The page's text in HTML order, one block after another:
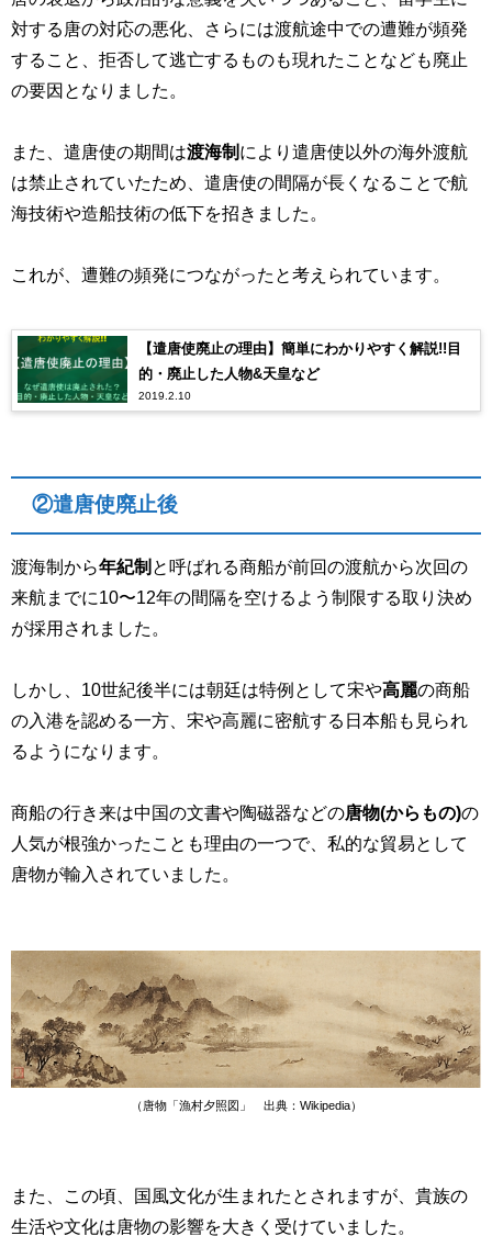
対する唐の対応の悪化、さらには渡航途中での遭難が頻発
すること、拒否して逃亡するものも現れたことなども廃止
の要因となりました。
また、遣唐使の期間は渡海制 により遣唐使以外の海外渡航
は禁止されていたため、遣唐使の間隔が長くなることで航
海技術や造船技術の低下を招きました。
これが、遭難の頻発につながったと考えられています。
【遣唐使廃止の理由】簡単にわかりやすく解説!!目
的・廃止した人物&天皇など
2019.2.10
②遣唐使廃止後
渡海制から年紀制 と呼ばれる商船が前回の渡航から次回の
来航までに10〜12年の間隔を空けるよう制限する取り決め
が採用されました。
しかし、 10世紀後半には朝廷は特例として宋や高麗の商船
の入港を認める一方、宋や高麗に密航する日本船も見られ
るようになります。
商船の行き来は中国の文書や陶磁器などの唐物(からもの)の
人気が根強かったことも理由の一つで、私的な貿易として
唐物が輸入されていました。
（唐物「漁村夕照図」 出典：Wikipedia）
また、この頃、国風文化が生まれたとされますが、貴族の
生活や文化は唐物の影響を大きく受けていました。